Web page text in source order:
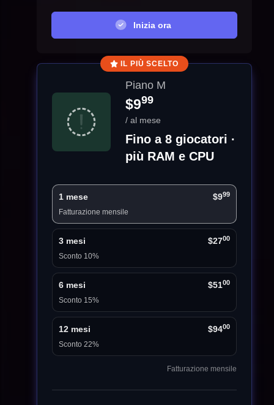
Inizia ora
IL PIÙ SCELTO
Piano M
$999
/ al mese
Fino a 8 giocatori ·
più RAM e CPU
1 mese $999
Fatturazione mensile
3 mesi $2700
Sconto 10%
6 mesi $5100
Sconto 15%
12 mesi $9400
Sconto 22%
Fatturazione mensile